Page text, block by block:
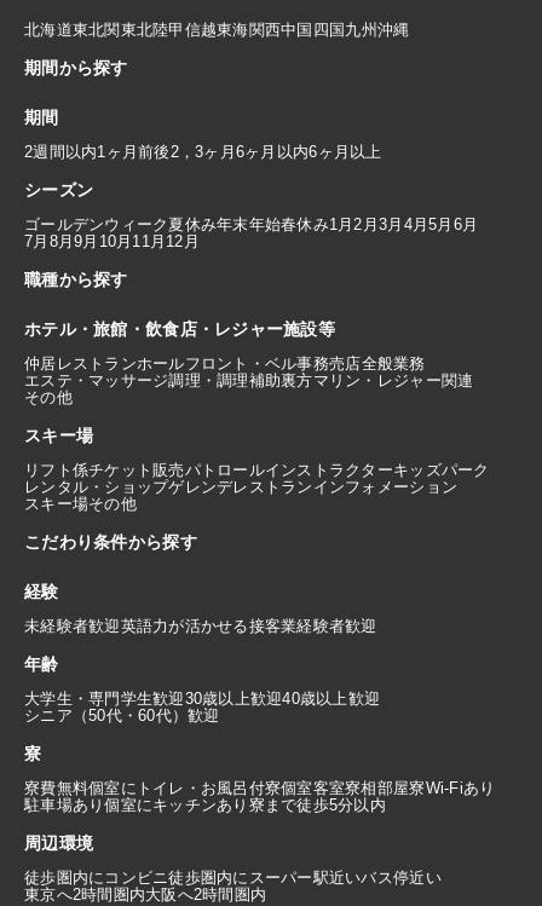
北海道東北関東北陸甲信越東海関西中国 四国 九州 沖縄
期間から探す
期間
2週間以内1ヶ月前後2，3ヶ月 6ヶ月以内6ヶ月以上
シーズン
ゴールデンウィーク 夏休み年末年始春休み1月2月3月 4月5月 6月
7月 8月9月 10月 11月 12月
職種から探す
ホテル・旅館・飲食店・レジャー施設等
仲居 レストランホールフロント・ベル事務売店全般業務
エステ・マッサージ調理・調理補助裏方マリン・レジャー関連
その他
スキー場
リフト係チケット販売パトロールインストラクターキッズパーク
レンタル・ショップゲレンデレストラン インフォメーション
スキー場その他
こだわり条件から探す
経験
未経験者歓迎英語力が活かせる接客業経験者歓迎
年齢
大学生・専門学生歓迎30歳以上歓迎40歳以上歓迎
シニア（50代・60代）歓迎
寮
寮費無料個室にトイレ・お風呂付寮個室客室寮相部屋寮Wi-Fiあり
駐車場あり個室にキッチンあり 寮まで徒歩5分以内
周辺環境
徒歩圏内にコンビニ徒歩圏内にスーパー駅近いバス停近い
東京へ2時間圏内大阪へ2時間圏内